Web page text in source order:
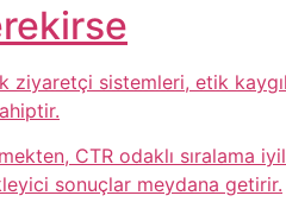
sistemleri, etik
CTR odaklı sıralama
sonuçlar meydana getirir.